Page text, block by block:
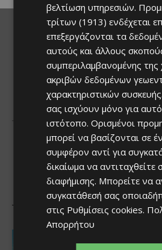
βελτίωση υπηρεσιών.
τρίτων (1913) ενδέχεται
επεξεργάζονται τα
αυτούς και άλλους
συμπεριλαμβανομένης της
ακριβών δεδομένων
χαρακτηριστικών
σας ισχύουν μόνο για
ιστότοπο. Ορισμένοι
μπορεί να βασίζονται σε
συμφέρον αντί για
δικαίωμα να αντιταχθείτε
διαφήμισης. Μπορείτε να
συγκατάθεσή σας
στις Ρυθμίσεις cookies.
Απορρήτου